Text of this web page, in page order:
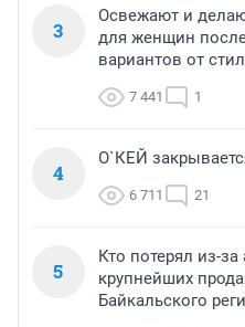
3
Освежают и
для женщин
вариантов от
7 441 1
4
О`КЕЙ
6 711 21
5
Кто потерял из-
крупнейших
Байкальского